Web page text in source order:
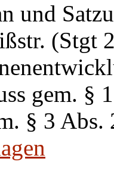
und
(Stgt
gem.
§ 3 Abs.